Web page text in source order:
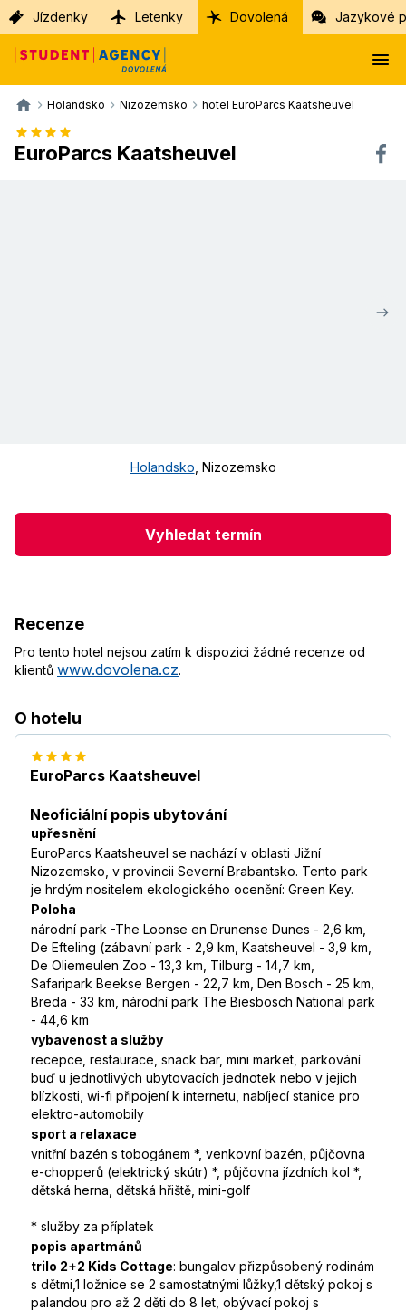
Jízdenky Letenky Dovolená Jazykové
Holandsko Nizozemsko hotel EuroParcs Kaatsheuvel
EuroParcs Kaatsheuvel
Holandsko Nizozemsko
Vyhledat termín
Recenze
Pro tento hotel nejsou zatím k dispozici žádné recenze od
klientů www.dovolena.cz.
O hotelu
EuroParcs Kaatsheuvel
Neoficiální popis ubytování
upřesnění
EuroParcs Kaatsheuvel se nachází v oblasti Jižní
Nizozemsko, v provincii Severní Brabantsko. Tento park
je hrdým nositelem ekologického ocenění: Green Key.
Poloha
národní park -The Loonse en Drunense Dunes - 2,6 km,
De Efteling (zábavní park - 2,9 km, Kaatsheuvel - 3,9 km,
De Oliemeulen Zoo - 13,3 km, Tilburg - 14,7 km,
Safaripark Beekse Bergen - 22,7 km, Den Bosch - 25 km,
Breda - 33 km, národní park The Biesbosch National park
- 44,6 km
vybavenost a služby
recepce, restaurace, snack bar, mini market, parkování
buď u jednotlivých ubytovacích jednotek nebo v jejich
blízkosti, wi-fi připojení k internetu, nabíjecí stanice pro
elektro-automobily
sport a relaxace
vnitřní bazén s tobogánem *, venkovní bazén, půjčovna
e-chopperů (elektrický skútr) *, půjčovna jízdních kol *,
dětská herna, dětská hřiště, mini-golf
* služby za příplatek
popis apartmánů
trilo 2+2 Kids Cottage: bungalov přizpůsobený rodinám
s dětmi,1 ložnice se 2 samostatnými lůžky,1 dětský pokoj s
palandou pro až 2 děti do 8 let, obývací pokoj s